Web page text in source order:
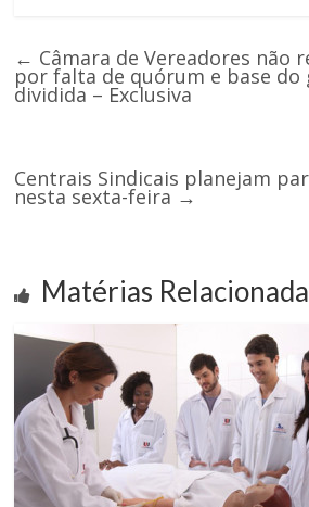
← Câmara de Vereadores não
por falta de quórum e base do
dividida – Exclusiva
Centrais Sindicais planejam
nesta sexta-feira →
Matérias